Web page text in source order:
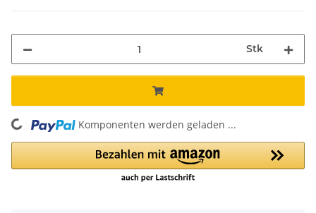
Stk
Loading... Komponenten werden geladen ...